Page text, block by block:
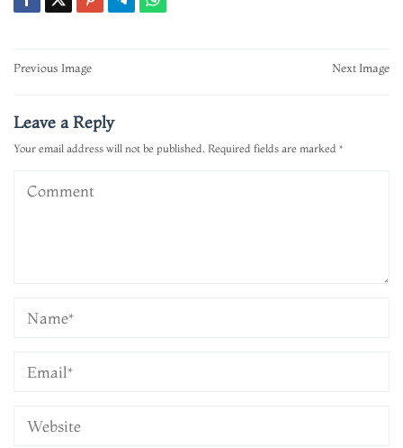
Post
Previous Image Next Image
Leave a Reply
Your email address will not be published. Required fields are marked *